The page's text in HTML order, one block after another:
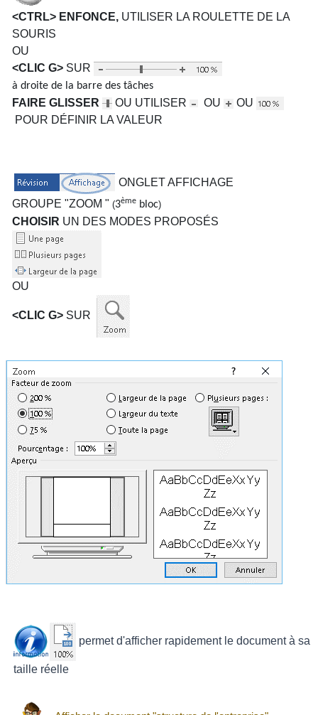
<CTRL> ENFONCE, UTILISER LA ROULETTE DE LA
SOURIS
OU
<CLIC G> SUR
à droite de la barre des tâches
FAIRE GLISSER OU UTILISER OU
OU
POUR DÉFINIR LA VALEUR
ONGLET AFFICHAGE
GROUPE "ZOOM " (3ème bloc)
CHOISIR UN DES MODES PROPOSÉS
OU
<CLIC G> SUR
permet d'afficher rapidement le document à sa
taille réelle